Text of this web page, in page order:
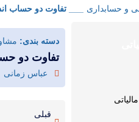
و حسابداری ___ تفاوت دو حساب
دسته بندی:
تفاوت دو
عباس زمانی
قبلی